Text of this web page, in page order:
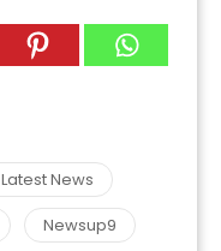
Latest News
Newsup9